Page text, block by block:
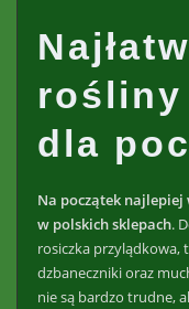
rośliny
dla
Na początek
w polskich sklepach.
rosiczka przylądkowa,
dzbaneczniki oraz
nie są bardzo trudne,